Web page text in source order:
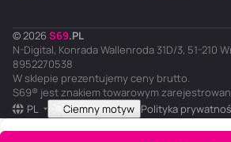
© 2026 S69.PL
N-Digital, Konrada Wallenroda 31D/3, 51-210
8952270538
W sklepie prezentujemy ceny brutto.
S69® jest znakiem towarowym
PL
Ciemny motyw Polityka